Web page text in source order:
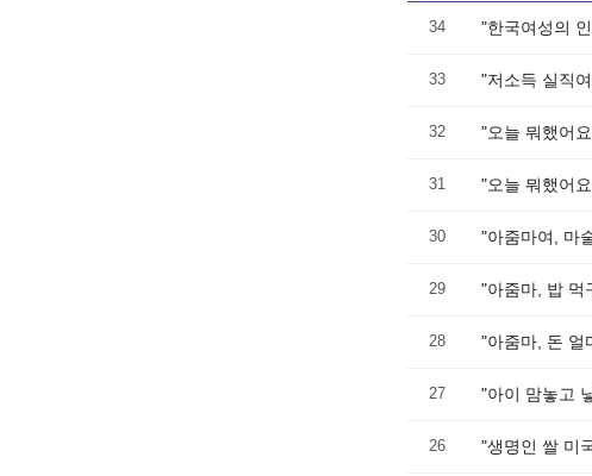
34 "한국여성의
33 "저소득 실직
32 "오늘 뭐했어
31 "오늘 뭐했어
30 "아줌마여, 마
29 "아줌마, 밥 먹
28 "아줌마, 돈 얼
27 "아이 맘놓고
26 "생명인 쌀 미